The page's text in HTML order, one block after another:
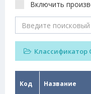
Включить
Классификатор
Код Название